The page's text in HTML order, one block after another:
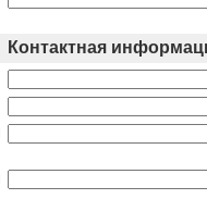
Контактная